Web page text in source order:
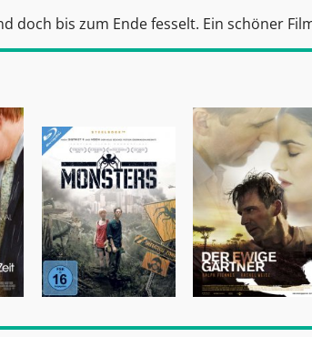
bis zum Ende fesselt. Ein schöner